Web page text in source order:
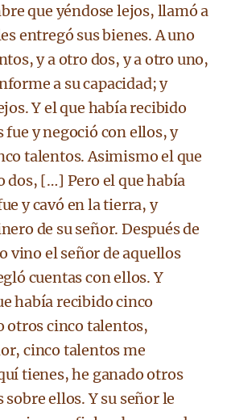
que yéndose lejos, llamó a
entregó sus bienes. A uno
y a otro dos, y a otro uno,
a su capacidad; y
Y el que había recibido
y negoció con ellos, y
talentos. Asimismo el que
dos, […] Pero el que había
y cavó en la tierra, y
de su señor. Después de
vino el señor de aquellos
cuentas con ellos. Y
había recibido cinco
otros cinco talentos,
cinco talentos me
tienes, he ganado otros
ellos. Y su señor le